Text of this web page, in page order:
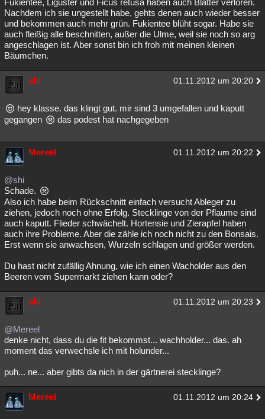
Fukientee, Liguster und Ficus retusa haben auch Blätter verloren.
Nachdem ich sie ungestellt habe, gehts denen auch wieder besser
und bekommen auch mehr grün. Fukientee blüht sogar. Habe sie
auch fleißig alle beschnitten, außer die Ulme, weil sie noch so arg
angeschlagen ist. Aber sonst bin ich froh mit meinen kleinen
Bäumchen.
shi 01.11.2012 um 20:20
hey klasse. das klingt gut. mir sind 3 umgefallen und kaputt
gegangen
das podest hat nachgegeben
Mereel 01.11.2012 um 20:22
@shi
Schade.
Also ich habe beim Rückschnitt einfach versucht Ableger zu
ziehen, jedoch noch ohne Erfolg. Stecklinge von der Pflaume sind
auch kaputt. Flieder schwächelt. Hortensie und Zierapfel haben
auch ihre Probleme. Aber die zähle ich noch nicht zu den Bonsais.
Erst wenn sie anwachsen, Wurzeln schlagen und größer werden.
Du hast nicht zufällig Ahnung, wie ich einen Wacholder aus den
Beeren vom Supermarkt ziehen kann oder?
shi 01.11.2012 um 20:23
@Mereel
denke nicht, dass du die fit bekommst... wachholder... das. ah
moment das verwechsle ich mit holunder...
puh... ne... aber gibts da nich in der gärtnerei stecklinge?
Mereel 01.11.2012 um 20:24